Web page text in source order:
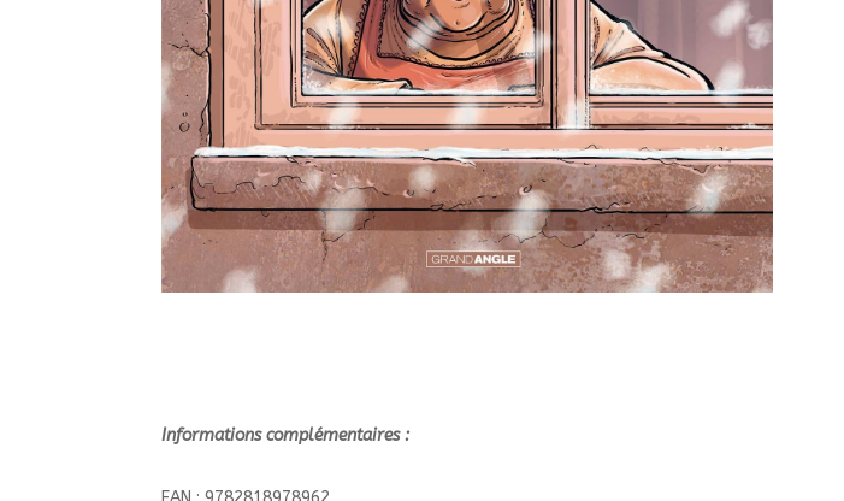
Informations complémentaires :